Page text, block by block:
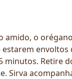
amido, o
envoltos
Retire
Sirva